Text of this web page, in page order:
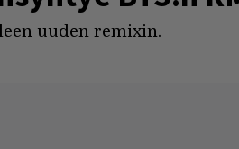
uuden remixin.